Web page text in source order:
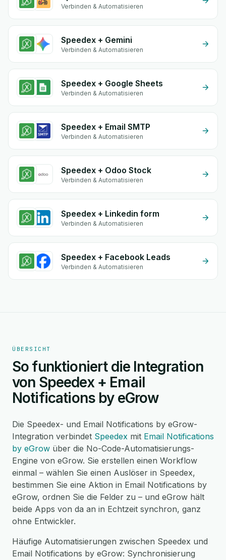
Verbinden & Automatisieren
Speedex + Gemini
Verbinden & Automatisieren
Speedex + Google Sheets
Verbinden & Automatisieren
Speedex + Email SMTP
Verbinden & Automatisieren
Speedex + Odoo Stock
Verbinden & Automatisieren
Speedex + Linkedin form
Verbinden & Automatisieren
Speedex + Facebook Leads
Verbinden & Automatisieren
ÜBERSICHT
So funktioniert die Integration
von Speedex + Email
Notifications by eGrow
Die Speedex- und Email Notifications by eGrow-
Integration verbindet Speedex mit Email Notifications
by eGrow über die No-Code-Automatisierungs-
Engine von eGrow. Sie erstellen einen Workflow
einmal – wählen Sie einen Auslöser in Speedex,
bestimmen Sie eine Aktion in Email Notifications by
eGrow, ordnen Sie die Felder zu – und eGrow hält
beide Apps von da an in Echtzeit synchron, ganz
ohne Entwickler.
Häufige Automatisierungen zwischen Speedex und
Email Notifications by eGrow: Synchronisierung